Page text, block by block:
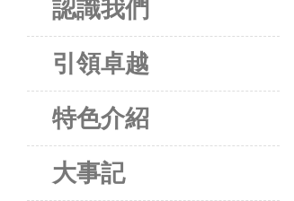
認識我們
引領卓越
特色介紹
大事記